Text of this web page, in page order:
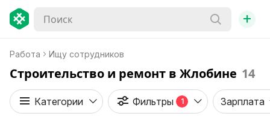
+
Работа Ищу сотрудников
Строительство и ремонт в Жлобине 14
Категории Фильтры 1 Зарплата